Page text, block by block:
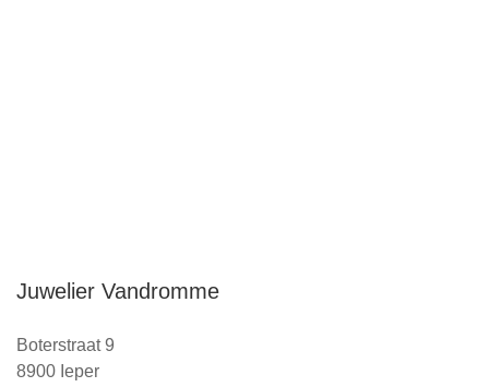
Juwelier Vandromme
Boterstraat 9
8900 Ieper